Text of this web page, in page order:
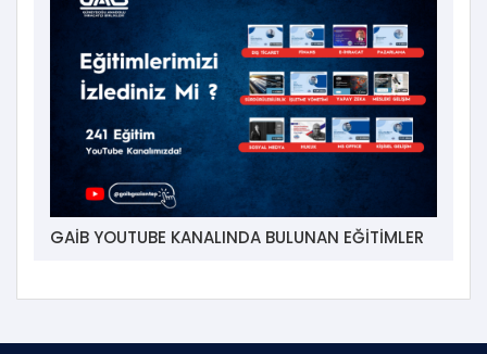
GAİB YOUTUBE KANALINDA BULUNAN EĞİTİMLER